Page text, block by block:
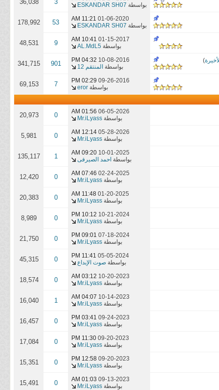
بواسطة ESKANDAR SH07
3
36,038
01-06-2020
11:21 AM
بواسطة ESKANDAR SH07
53
178,992
01-15-2017
10:41 AM
بواسطة AL.MdL5
9
48,531
)
10-08-2016
04:32 PM
بواسطة المنتقم 12 901
341,715
09-26-2016
02:29 PM
بواسطة eror
7
69,153
06-05-2026
01:56 AM
بواسطة Mr.iLyass
0
20,973
05-28-2026
12:14 AM
بواسطة Mr.iLyass
0
5,981
10-01-2025
09:20 AM
بواسطة احمد الصيرفى 1
135,117
02-24-2025
07:46 AM
بواسطة Mr.iLyass
0
12,420
01-20-2025
11:48 AM
بواسطة Mr.iLyass
0
20,383
10-21-2024
10:12 PM
بواسطة Mr.iLyass
0
8,989
07-18-2024
09:01 PM
بواسطة Mr.iLyass
0
21,750
05-05-2024
11:41 PM
بواسطة صوت الإبداع 0
45,315
10-20-2023
03:12 AM
بواسطة Mr.iLyass
0
18,574
10-14-2023
04:07 AM
بواسطة Mr.iLyass
1
16,040
09-24-2023
03:41 PM
بواسطة Mr.iLyass
0
16,457
09-20-2023
11:30 PM
بواسطة Mr.iLyass
0
17,084
09-20-2023
12:58 PM
بواسطة Mr.iLyass
0
15,351
09-13-2023
01:03 AM
بواسطة Mr.iLyass
0
15,491